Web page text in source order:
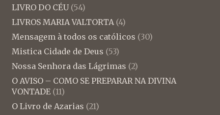
LIVRO DO CÉU (54)
LIVROS MARIA VALTORTA (4)
Mensagem à todos os católicos (30)
Mistica Cidade de Deus (53)
Nossa Senhora das Lágrimas (2)
O AVISO – COMO SE PREPARAR NA DIVINA
VONTADE (11)
O Livro de Azarias (21)